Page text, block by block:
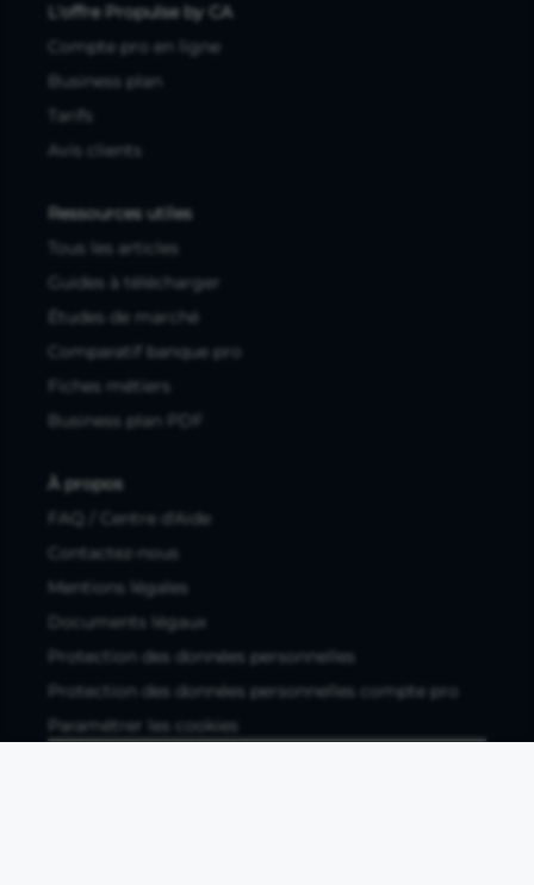
L'offre Propulse by CA
Compte pro en ligne
Business plan
Tarifs
Avis clients
Ressources utiles
Tous les articles
Guides à télécharger
Études de marché
Comparatif banque pro
Fiches métiers
Business plan PDF
À propos
FAQ / Centre d'Aide
Contactez-nous
Mentions légales
Documents légaux
Protection des données personnelles
Protection des données personnelles compte pro
Paramétrer les cookies